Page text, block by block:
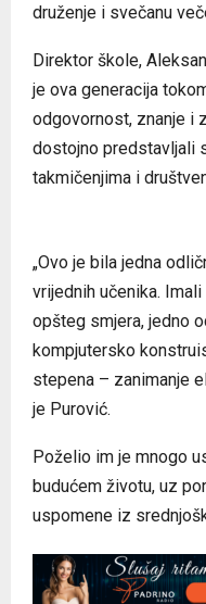
druženje i svečanu
Direktor škole,
je ova generacija
odgovornost, znanje i
dostojno predstavljali
takmičenjima i
„Ovo je bila jedna
vrijednih učenika.
opšteg smjera, jedno
kompjutersko
stepena – zanimanje
je Purović.
Poželio im je mnogo
budućem životu, uz
uspomene iz